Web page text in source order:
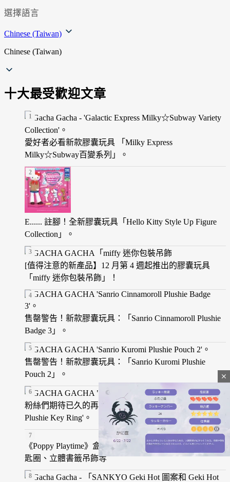
close
選擇語言
Chinese (Taiwan)
Chinese (Taiwan)
十大最受歡迎文章
愛好者必看新款膠囊玩具 「Milky Express
Milky☆Subway百變系列」。
E...... 註腳！全新膠囊玩具「Hello Kitty Style Up Figure
Collection」。
[值得注意的新產品】12 月第 4 週起推出的膠囊玩具
「miffy 迷你包裝吊飾」！
售罄警告！新款膠囊玩具：「Sanrio Cinnamoroll Plushie
Badge 3」。
售罄警告！新款膠囊玩具：「Sanrio Kuromi Plushie
Pouch 2」。
粉絲們期待已久的再版！Capsule Toy 'Sanrio Usahana
Plushie Key Ring'。
《Poppy Playtime》盒裝玩具發售！包含臉部造型絨毛鑰
匙圈、立體書籤吊飾等